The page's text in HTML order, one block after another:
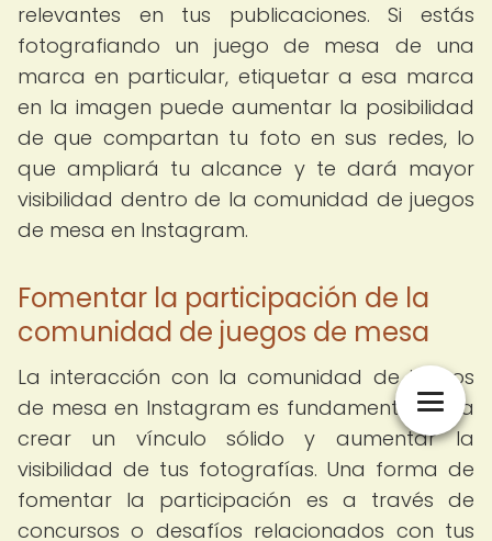
relevantes en tus publicaciones. Si estás
fotografiando un juego de mesa de una
marca en particular, etiquetar a esa marca
en la imagen puede aumentar la posibilidad
de que compartan tu foto en sus redes, lo
que ampliará tu alcance y te dará mayor
visibilidad dentro de la comunidad de juegos
de mesa en Instagram.
Fomentar la participación de la
comunidad de juegos de mesa
La interacción con la comunidad de juegos
de mesa en Instagram es fundamental para
crear un vínculo sólido y aumentar la
visibilidad de tus fotografías. Una forma de
fomentar la participación es a través de
concursos o desafíos relacionados con tus